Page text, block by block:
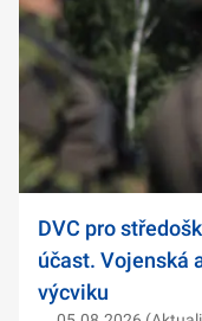
DVC pro
účast. Vojenská
výcviku